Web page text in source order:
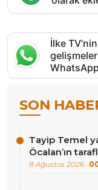
İlke
SON
Tayip Temel
Öcalan’ın
8 Ağustos 2026